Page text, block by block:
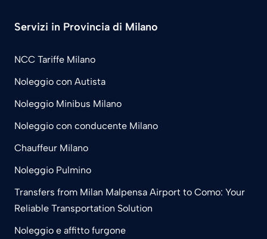
Servizi in Provincia di Milano
NCC Tariffe Milano
Noleggio con Autista
Noleggio Minibus Milano
Noleggio con conducente Milano
Chauffeur Milano
Noleggio Pulmino
Transfers from Milan Malpensa Airport to Como: Your
Reliable Transportation Solution
Noleggio e affitto furgone